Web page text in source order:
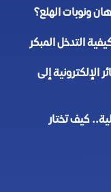
ونوبات الهلع؟
التدخل المبكر
الإلكترونية إلى
كيف تختار